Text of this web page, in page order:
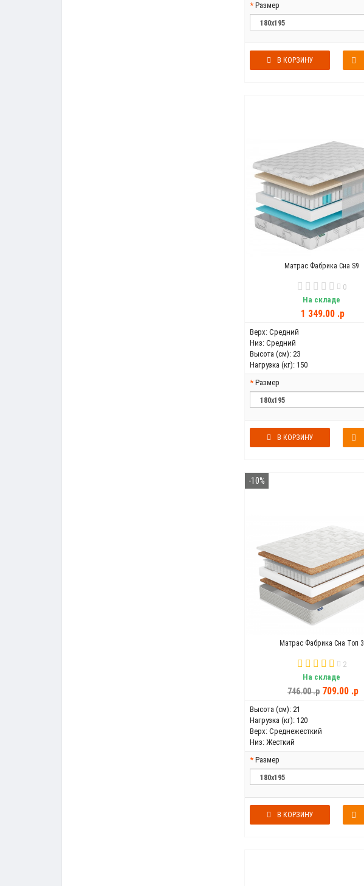
Размер
В КОРЗИНУ
Матрас Фабрика Сна S9
0
На складе
1 349.00 .p
Верх: Средний
Низ: Средний
Высота (см): 23
Нагрузка (кг): 150
Размер
В КОРЗИНУ
-10%
Матрас Фабрика Сна Топ 3
2
На складе
746.00 .p 709.00 .p
Высота (см): 21
Нагрузка (кг): 120
Верх: Среднежесткий
Низ: Жесткий
Размер
В КОРЗИНУ